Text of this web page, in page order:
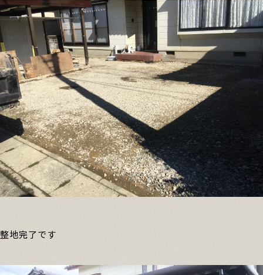
整地完了です